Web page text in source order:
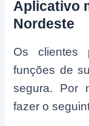
Aplicativo
Nordeste
Os clientes
funções de
segura. Por
fazer o